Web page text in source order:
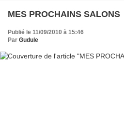
MES PROCHAINS SALONS
Publié le 11/09/2010 à 15:46
Par Gudule